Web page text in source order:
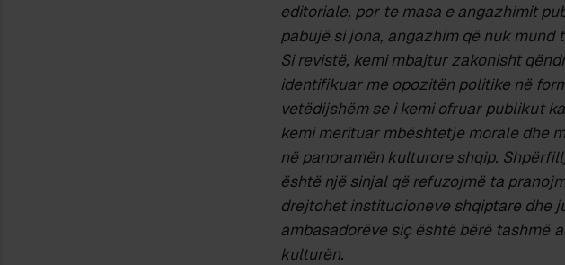
editoriale, por te masa e angazhimit
pabujë si jona, angazhim që nuk
Si revistë, kemi mbajtur zakonisht
identifikuar me opozitën politike në
vetëdijshëm se i kemi ofruar publikut
kemi merituar mbështetje morale dhe
në panoramën kulturore shqip.
është një sinjal që refuzojmë ta
drejtohet institucioneve shqiptare dhe
ambasadorëve siç është bërë tashmë
kulturën.